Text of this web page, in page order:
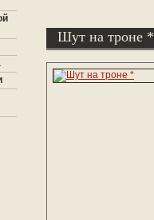
Шут на троне *